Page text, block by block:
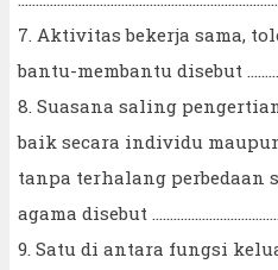
7. Aktivitas bekerja sama,
bantu-membantu disebut
8. Suasana saling
baik secara individu
tanpa terhalang perbedaan
agama disebut
9. Satu di antara fungsi